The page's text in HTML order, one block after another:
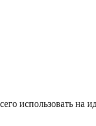
использовать на